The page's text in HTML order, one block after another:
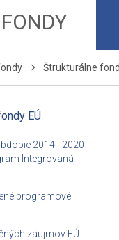
Štrukturálne
EÚ
2014 - 2020
Integrovaná
programové
záujmov EÚ